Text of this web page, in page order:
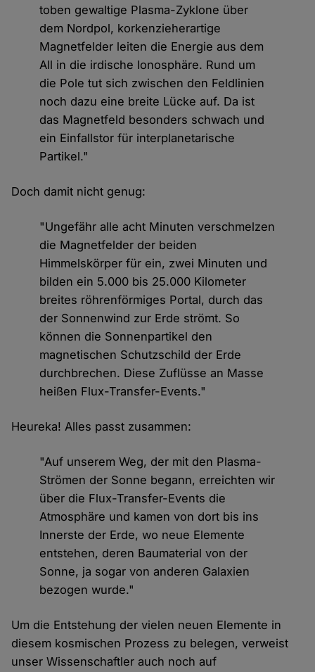
toben gewaltige Plasma-Zyklone über
dem Nordpol, korkenzieherartige
Magnetfelder leiten die Energie aus dem
All in die irdische Ionosphäre. Rund um
die Pole tut sich zwischen den Feldlinien
noch dazu eine breite Lücke auf. Da ist
das Magnetfeld besonders schwach und
ein Einfallstor für interplanetarische
Partikel."
Doch damit nicht genug:
"Ungefähr alle acht Minuten verschmelzen
die Magnetfelder der beiden
Himmelskörper für ein, zwei Minuten und
bilden ein 5.000 bis 25.000 Kilometer
breites röhrenförmiges Portal, durch das
der Sonnenwind zur Erde strömt. So
können die Sonnenpartikel den
magnetischen Schutzschild der Erde
durchbrechen. Diese Zuflüsse an Masse
heißen Flux-Transfer-Events."
Heureka! Alles passt zusammen:
"Auf unserem Weg, der mit den Plasma-
Strömen der Sonne begann, erreichten wir
über die Flux-Transfer-Events die
Atmosphäre und kamen von dort bis ins
Innerste der Erde, wo neue Elemente
entstehen, deren Baumaterial von der
Sonne, ja sogar von anderen Galaxien
bezogen wurde."
Um die Entstehung der vielen neuen Elemente in
diesem kosmischen Prozess zu belegen, verweist
unser Wissenschaftler auch noch auf